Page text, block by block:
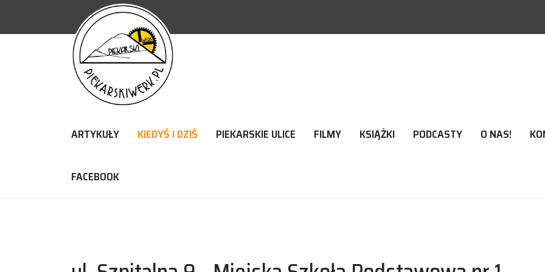
ARTYKUŁY KIEDYŚ I DZIŚ PIEKARSKIE ULICE FILMY KSIĄŻKI PODCASTY O NAS!
FACEBOOK